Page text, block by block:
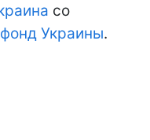
со
Украины.